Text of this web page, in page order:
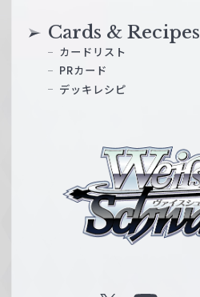
ス
Cards & Recipes
カードリスト
PRカード
デッキレシピ